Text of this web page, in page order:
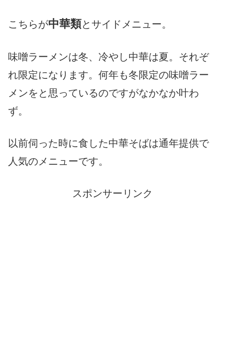
こちらが中華類とサイドメニュー。
味噌ラーメンは冬、冷やし中華は夏。それぞ
れ限定になります。何年も冬限定の味噌ラー
メンをと思っているのですがなかなか叶わ
ず。
以前伺った時に食した中華そばは通年提供で
人気のメニューです。
スポンサーリンク